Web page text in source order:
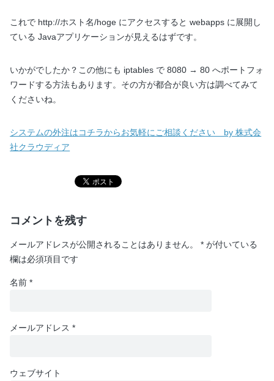
これで http://ホスト名/hoge にアクセスすると webapps に展開し
ている Javaアプリケーションが見えるはずです。
いかがでしたか？この他にも iptables で 8080 → 80 へポートフォ
ワードする方法もあります。その方が都合が良い方は調べてみて
くださいね。
システムの外注はコチラからお気軽にご相談ください by 株式会
社クラウディア
コメントを残す
メールアドレスが公開されることはありません。* が付いている
欄は必須項目です
名前*
メールアドレス*
ウェブサイト